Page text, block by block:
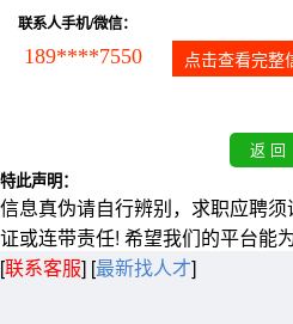
联系人手机/微信：
189****7550 点击查看完整
特此声明：
信息真伪请自行辨别，求职应聘
证或连带责任! 希望我们的平台能
[联系客服] [最新找人才]